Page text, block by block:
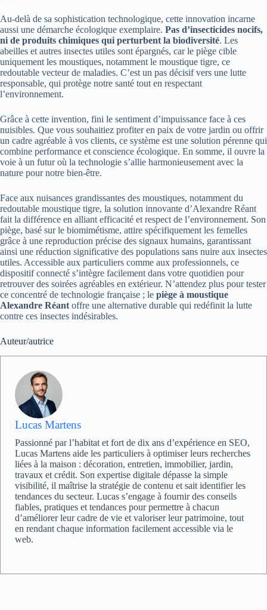
Au-delà de sa sophistication technologique, cette innovation incarne
aussi une démarche écologique exemplaire. Pas d’insecticides nocifs,
ni de produits chimiques qui perturbent la biodiversité. Les
abeilles et autres insectes utiles sont épargnés, car le piège cible
uniquement les moustiques, notamment le moustique tigre, ce
redoutable vecteur de maladies. C’est un pas décisif vers une lutte
responsable, qui protège notre santé tout en respectant
l’environnement.
Grâce à cette invention, fini le sentiment d’impuissance face à ces
nuisibles. Que vous souhaitiez profiter en paix de votre jardin ou offrir
un cadre agréable à vos clients, ce système est une solution pérenne qui
combine performance et conscience écologique. En somme, il ouvre la
voie à un futur où la technologie s’allie harmonieusement avec la
nature pour notre bien-être.
Face aux nuisances grandissantes des moustiques, notamment du
redoutable moustique tigre, la solution innovante d’Alexandre Réant
fait la différence en alliant efficacité et respect de l’environnement. Son
piège, basé sur le biomimétisme, attire spécifiquement les femelles
grâce à une reproduction précise des signaux humains, garantissant
ainsi une réduction significative des populations sans nuire aux insectes
utiles. Accessible aux particuliers comme aux professionnels, ce
dispositif connecté s’intègre facilement dans votre quotidien pour
retrouver des soirées agréables en extérieur. N’attendez plus pour tester
ce concentré de technologie française ; le piège à moustique
Alexandre Réant offre une alternative durable qui redéfinit la lutte
contre ces insectes indésirables.
Auteur/autrice
Lucas Martens
Passionné par l’habitat et fort de dix ans d’expérience en SEO,
Lucas Martens aide les particuliers à optimiser leurs recherches
liées à la maison : décoration, entretien, immobilier, jardin,
travaux et crédit. Son expertise digitale dépasse la simple
visibilité, il maîtrise la stratégie de contenu et sait identifier les
tendances du secteur. Lucas s’engage à fournir des conseils
fiables, pratiques et tendances pour permettre à chacun
d’améliorer leur cadre de vie et valoriser leur patrimoine, tout
en rendant chaque information facilement accessible via le
web.